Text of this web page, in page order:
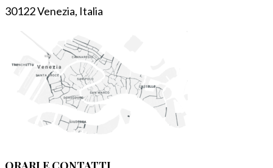
30122 Venezia, Italia